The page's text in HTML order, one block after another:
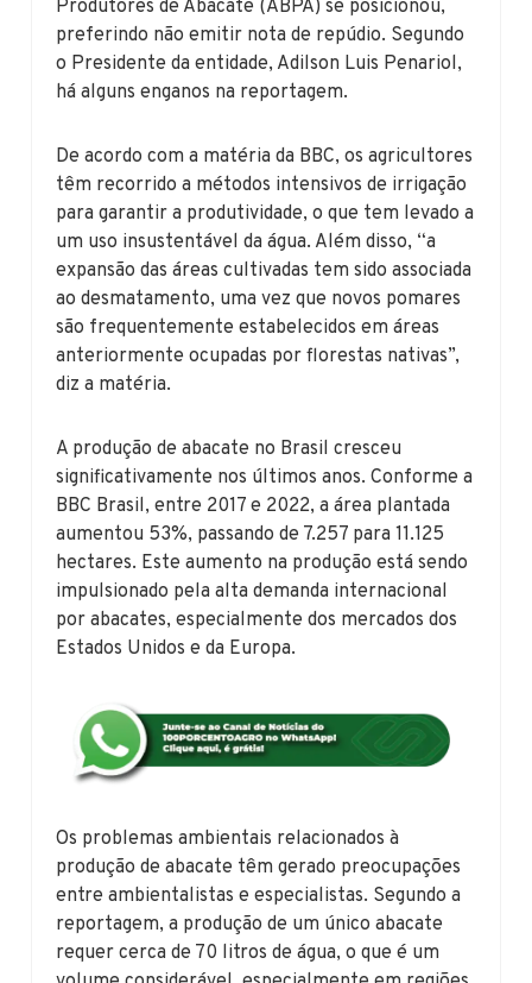
Produtores de Abacate (ABPA) se posicionou,
preferindo não emitir nota de repúdio. Segundo
o Presidente da entidade, Adilson Luis Penariol,
há alguns enganos na reportagem.
De acordo com a matéria da BBC, os agricultores
têm recorrido a métodos intensivos de irrigação
para garantir a produtividade, o que tem levado a
um uso insustentável da água. Além disso, “a
expansão das áreas cultivadas tem sido associada
ao desmatamento, uma vez que novos pomares
são frequentemente estabelecidos em áreas
anteriormente ocupadas por florestas nativas”,
diz a matéria.
A produção de abacate no Brasil cresceu
significativamente nos últimos anos. Conforme a
BBC Brasil, entre 2017 e 2022, a área plantada
aumentou 53%, passando de 7.257 para 11.125
hectares. Este aumento na produção está sendo
impulsionado pela alta demanda internacional
por abacates, especialmente dos mercados dos
Estados Unidos e da Europa.
Os problemas ambientais relacionados à
produção de abacate têm gerado preocupações
entre ambientalistas e especialistas. Segundo a
reportagem, a produção de um único abacate
requer cerca de 70 litros de água, o que é um